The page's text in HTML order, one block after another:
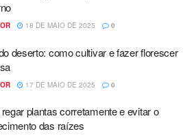
18 DE MAIO DE 2025 0
deserto: como cultivar e fazer florescer
17 DE MAIO DE 2025 0
plantas corretamente e evitar o
das raízes